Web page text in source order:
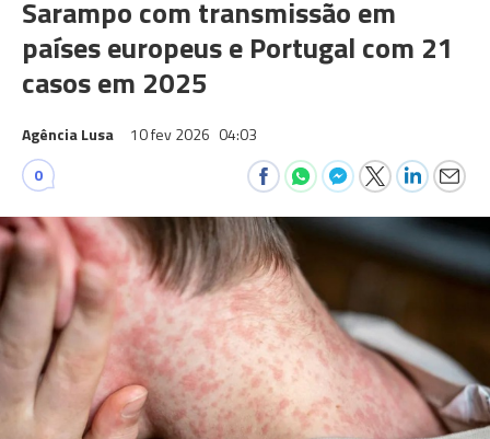
Sarampo com transmissão em
países europeus e Portugal com 21
casos em 2025
Agência Lusa 10 fev 2026 04:03
0